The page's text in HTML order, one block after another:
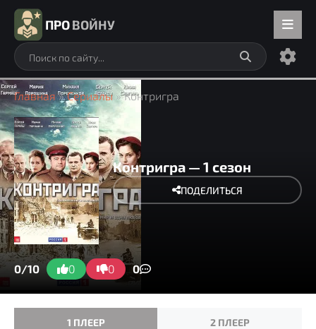
ПРОВОЙНУ
Главная»Сериалы » Контригра
Контригра — 1 сезон
ПОДЕЛИТЬСЯ
0/10 0 0 0
1 ПЛЕЕР 2 ПЛЕЕР